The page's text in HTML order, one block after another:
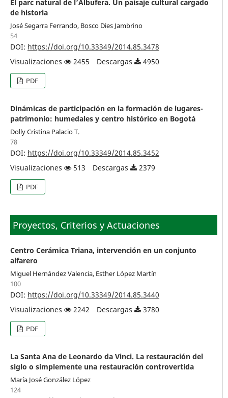
El parc natural de l’Albufera. Un paisaje cultural cargado
de historia
José Segarra Ferrando, Bosco Dies Jambrino
54
DOI: https://doi.org/10.33349/2014.85.3478
Visualizaciones
2455 Descargas 4950
PDF
Dinámicas de participación en la formación de lugares-
patrimonio: humedales y centro histórico en Bogotá
Dolly Cristina Palacio T.
78
DOI: https://doi.org/10.33349/2014.85.3452
Visualizaciones
513 Descargas 2379
PDF
Proyectos, Criterios y Actuaciones
Centro Cerámica Triana, intervención en un conjunto
alfarero
Miguel Hernández Valencia, Esther López Martín
100
DOI: https://doi.org/10.33349/2014.85.3440
Visualizaciones
2242 Descargas 3780
PDF
La Santa Ana de Leonardo da Vinci. La restauración del
siglo o simplemente una restauración controvertida
María José González López
124